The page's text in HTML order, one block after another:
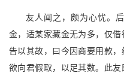
友人闻之，颇为心忧。
金，适某家藏金无为多，仅借
告以其故，曰今因商要用款
欲向君假取，以足其数。此